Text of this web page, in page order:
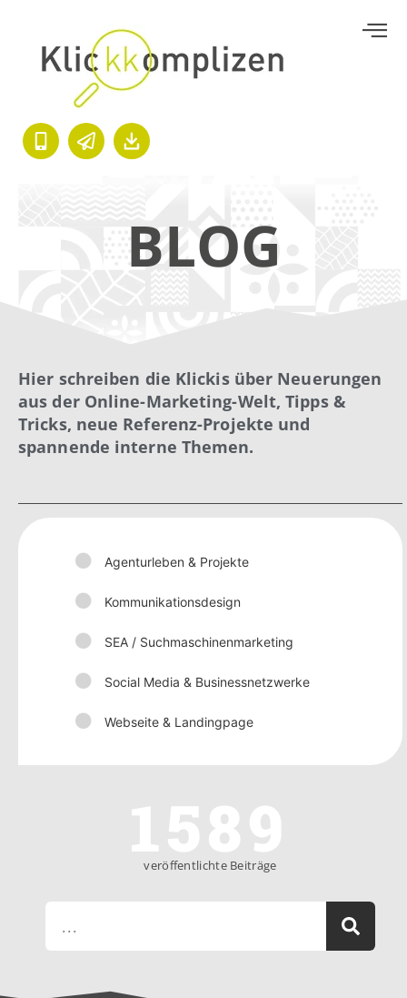
BLOG
Hier schreiben die Klickis über Neuerungen
aus der Online-Marketing-Welt, Tipps &
Tricks, neue Referenz-Projekte und
spannende interne Themen.
Agenturleben & Projekte
Kommunikationsdesign
SEA / Suchmaschinenmarketing
Social Media & Businessnetzwerke
Webseite & Landingpage
veröffentlichte Beiträge
1589